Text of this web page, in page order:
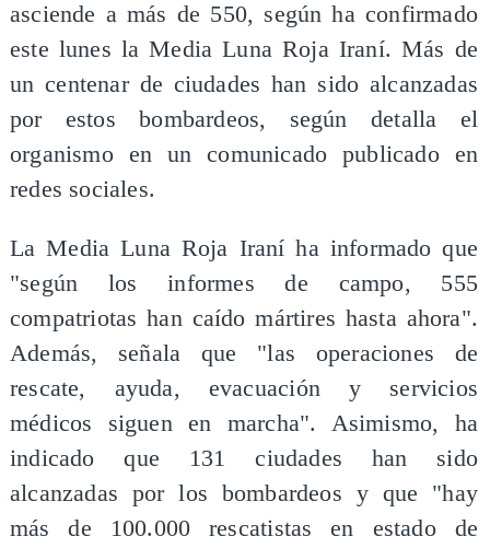
asciende a más de 550, según ha confirmado
este lunes la Media Luna Roja Iraní. Más de
un centenar de ciudades han sido alcanzadas
por estos bombardeos, según detalla el
organismo en un comunicado publicado en
redes sociales.
La Media Luna Roja Iraní ha informado que
"según los informes de campo, 555
compatriotas han caído mártires hasta ahora".
Además, señala que "las operaciones de
rescate, ayuda, evacuación y servicios
médicos siguen en marcha". Asimismo, ha
indicado que 131 ciudades han sido
alcanzadas por los bombardeos y que "hay
más de 100.000 rescatistas en estado de